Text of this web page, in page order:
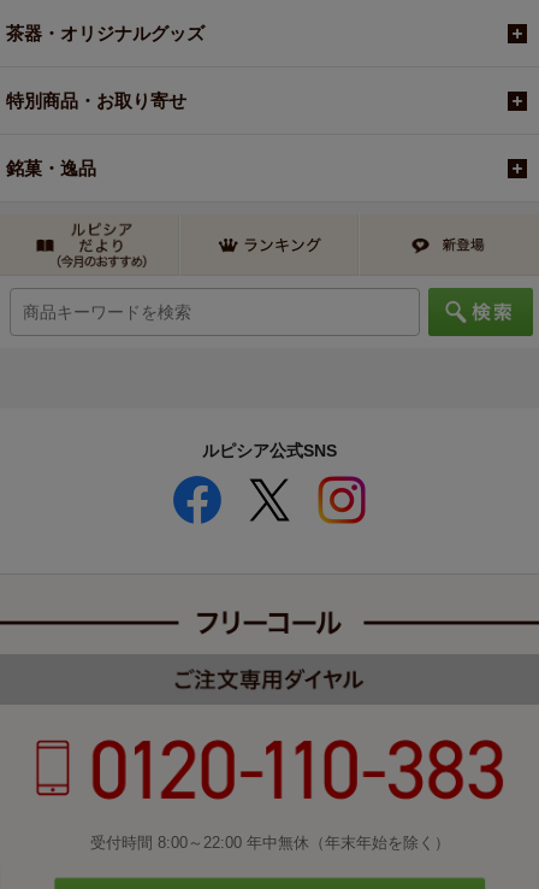
茶器・オリジナルグッズ
特別商品・お取り寄せ
銘菓・逸品
ルピシア公式SNS
受付時間 8:00～22:00 年中無休（年末年始を除く）